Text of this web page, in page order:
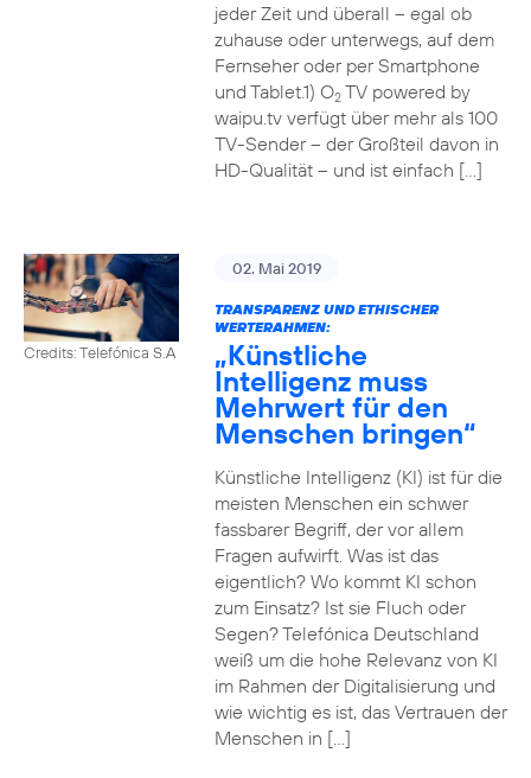
jeder Zeit und überall – egal ob
zuhause oder unterwegs, auf dem
Fernseher oder per Smartphone
und Tablet.1) O2TV powered by
waipu.tv verfügt über mehr als 100
TV-Sender – der Großteil davon in
HD-Qualität – und ist einfach […]
Credits: Telefónica S.A
02. Mai 2019
TRANSPARENZ UND ETHISCHER
WERTERAHMEN:
„Künstliche
Intelligenz muss
Mehrwert für den
Menschen bringen“
Künstliche Intelligenz (KI) ist für die
meisten Menschen ein schwer
fassbarer Begriff, der vor allem
Fragen aufwirft. Was ist das
eigentlich? Wo kommt KI schon
zum Einsatz? Ist sie Fluch oder
Segen? Telefónica Deutschland
weiß um die hohe Relevanz von KI
im Rahmen der Digitalisierung und
wie wichtig es ist, das Vertrauen der
Menschen in […]